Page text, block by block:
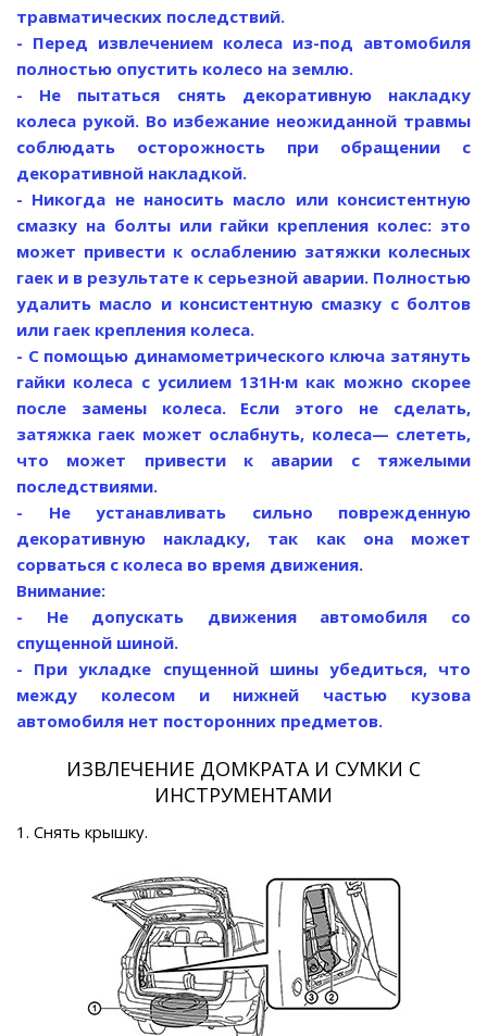
травматических последствий.
- Перед извлечением колеса из-под автомобиля
полностью опустить колесо на землю.
- Не пытаться снять декоративную накладку
колеса рукой. Во избежание неожиданной травмы
соблюдать осторожность при обращении с
декоративной накладкой.
- Никогда не наносить масло или консистентную
смазку на болты или гайки крепления колес: это
может привести к ослаблению затяжки колесных
гаек и в результате к серьезной аварии. Полностью
удалить масло и консистентную смазку с болтов
или гаек крепления колеса.
- С помощью динамометрического ключа затянуть
гайки колеса с усилием 131Н∙м как можно скорее
после замены колеса. Если этого не сделать,
затяжка гаек может ослабнуть, колеса— слететь,
что может привести к аварии с тяжелыми
последствиями.
- Не устанавливать сильно поврежденную
декоративную накладку, так как она может
сорваться с колеса во время движения.
Внимание:
- Не допускать движения автомобиля со
спущенной шиной.
- При укладке спущенной шины убедиться, что
между колесом и нижней частью кузова
автомобиля нет посторонних предметов.
ИЗВЛЕЧЕНИЕ ДОМКРАТА И СУМКИ С
ИНСТРУМЕНТАМИ
1. Снять крышку.